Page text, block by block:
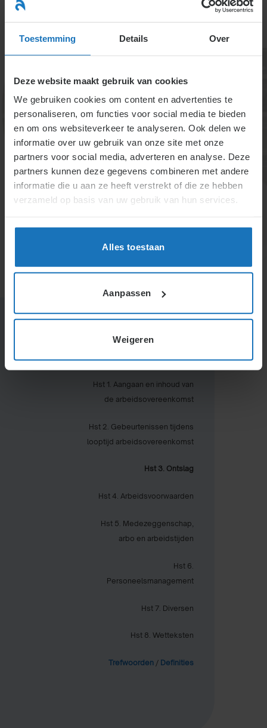
Toestemming Details Over
Deze website maakt gebruik van cookies
We gebruiken cookies om content en advertenties te
personaliseren, om functies voor social media te bieden
en om ons websiteverkeer te analyseren. Ook delen we
informatie over uw gebruik van onze site met onze
partners voor social media, adverteren en analyse. Deze
partners kunnen deze gegevens combineren met andere
informatie die u aan ze heeft verstrekt of die ze hebben
verzameld op basis van uw gebruik van hun services.
Alles toestaan
Aanpassen
Weigeren
naar
inhoud
3.4.2.B. Opzegtermijn
voor 45-plusser met
lang dienstverband
Deze specifieke ontslagsituatie wordt hieronder
Inhoudsopgave
Hst 1. Aangaan en inhoud van
de arbeidsovereenkomst
Hst 2. Gebeurtenissen tijdens
looptijd arbeidsovereenkomst
Hst 3. Ontslag
Hst 4. Arbeidsvoorwaarden
Hst 5. Medezeggenschap,
arbo en arbeidstijden
Hst 6.
Personeelsmanagement
Hst 7. Diversen
Hst 8. Wetteksten
Trefwoorden / Definities